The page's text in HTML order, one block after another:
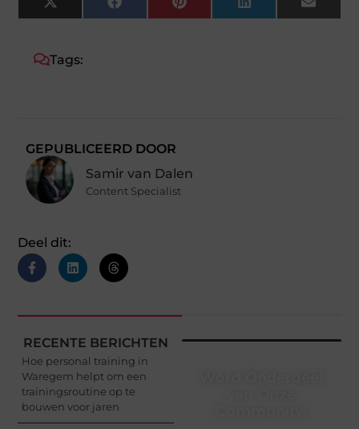
X
(Twitter)
FacebookPinterestLinkedIn Email
Tags:
GEPUBLICEERD DOOR
Samir van Dalen
Content Specialist
Deel dit:
RECENTE BERICHTEN
Hoe personal training in
Waregem helpt om een
trainingsroutine op te
bouwen voor jaren